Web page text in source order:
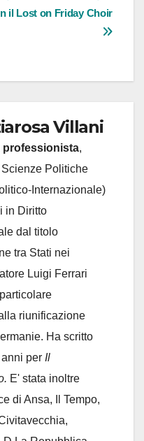
il Lost on Friday Choir
Villani
professionista,
Scienze Politiche
Internazionale)
in Diritto
dal titolo
tra Stati nei
Luigi Ferrari
riunificazione
Ha scritto
per Il
E' stata inoltre
di Ansa, Il Tempo,